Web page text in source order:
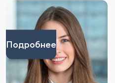
Подробнее